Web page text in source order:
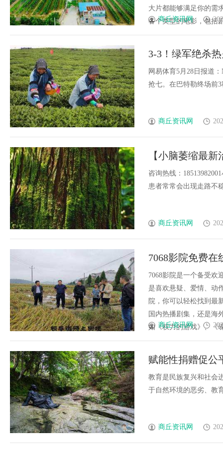
大片都能够满足你的需
各个类型的电影，包括
商丘资讯网
3-3！绿军绝杀
网易体育5月28日报道
抢七。在巴特勒终场前
商丘资讯网
【小脑萎缩最
咨询热线：
患者常常会出现走路不
商丘资讯网
7068影院免费在
7068影院是一个备受欢
是喜欢悬疑、爱情、动
院，你可以轻松找到最
国内热播剧集，还是海
如《权力的游戏》、《
商丘资讯网
赋能性捐赠促公
教育是民族复兴和社会
于自然环境的恶劣、教
商丘资讯网